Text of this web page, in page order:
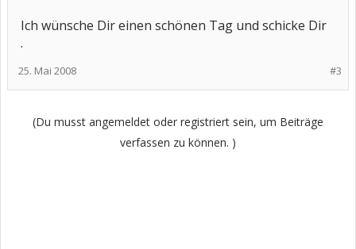
Ich wünsche Dir einen schönen Tag und schicke Dir
.
#3
25. Mai 2008
(Du musst angemeldet oder registriert sein, um Beiträge
verfassen zu können. )